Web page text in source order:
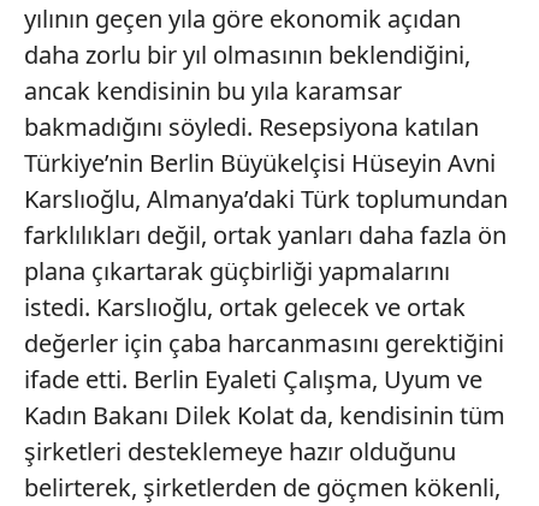
yılının geçen yıla göre ekonomik açıdan
daha zorlu bir yıl olmasının beklendiğini,
ancak kendisinin bu yıla karamsar
bakmadığını söyledi. Resepsiyona katılan
Türkiye’nin Berlin Büyükelçisi Hüseyin Avni
Karslıoğlu, Almanya’daki Türk toplumundan
farklılıkları değil, ortak yanları daha fazla ön
plana çıkartarak güçbirliği yapmalarını
istedi. Karslıoğlu, ortak gelecek ve ortak
değerler için çaba harcanmasını gerektiğini
ifade etti. Berlin Eyaleti Çalışma, Uyum ve
Kadın Bakanı Dilek Kolat da, kendisinin tüm
şirketleri desteklemeye hazır olduğunu
belirterek, şirketlerden de göçmen kökenli,